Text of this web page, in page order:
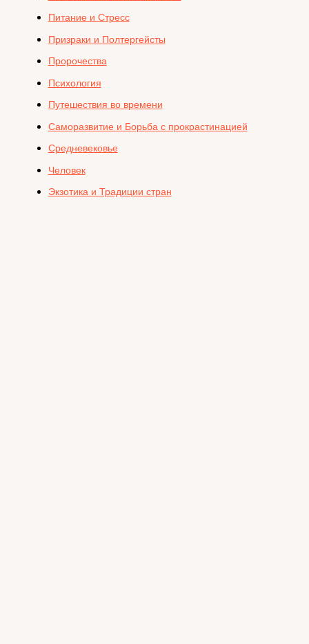
Питание и Стресс
Призраки и Полтергейсты
Пророчества
Психология
Путешествия во времени
Саморазвитие и Борьба с прокрастинацией
Средневековье
Человек
Экзотика и Традиции стран